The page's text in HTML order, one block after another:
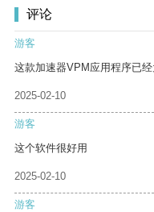
评论
游客
这款加速器VPM应用程序已
2025-02-10
游客
这个软件很好用
2025-02-10
游客